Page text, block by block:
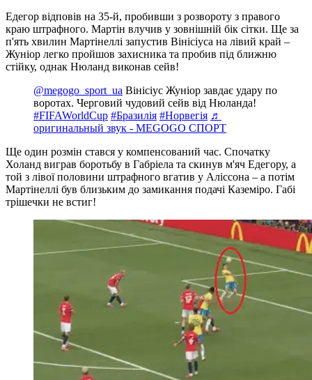
Едегор відповів на 35-й, пробивши з розвороту з правого
краю штрафного. Мартін влучив у зовнішній бік сітки. Ще за
п'ять хвилин Мартінеллі запустив Вінісіуса на лівий край –
Жуніор легко пройшов захисника та пробив під ближню
стійку, однак Нюланд виконав сейв!
@megogo_sport_ua Вінісіус Жуніор завдає удару по
воротах. Черговий чудовий сейв від Нюланда!
#FIFAWorldCup #Бразилія #Норвегія ♬
оригинальный звук - MEGOGO СПОРТ
Ще один розмін стався у компенсований час. Спочатку
Холанд виграв боротьбу в Габріела та скинув м'яч Едегору, а
той з лівої половини штрафного вгатив у Аліссона – а потім
Мартінеллі був близьким до замикання подачі Каземіро. Габі
трішечки не встиг!